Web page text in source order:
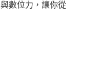
數位力，讓你從